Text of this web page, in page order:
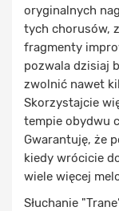
oryginalnych
tych chorusów,
fragmenty
pozwala dzisiaj
zwolnić nawet
Skorzystajcie
tempie obydwu
Gwarantuję, że
kiedy wrócicie
wiele więcej
Słuchanie